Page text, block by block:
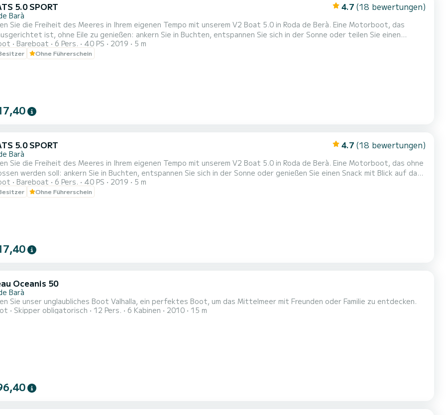
5.0 SPORT 4.7 (18 bewertungen)
Barà
Sie die Freiheit des Meeres in Ihrem eigenen Tempo mit unserem V2 Boat 5.0 in Roda de Berà. Eine Motorboot, das
ist, ohne Eile zu genießen: ankern Sie in Buchten, entspannen Sie sich in der Sonne oder teilen Sie einen
Blick auf das Mittelmeer. Sie entscheiden über das Programm
Bareboat 6 Pers. 40 PS 2019 5 m
Ohne Führerschein
5.0 SPORT 4.7 (18 bewertungen)
Barà
Sie die Freiheit des Meeres in Ihrem eigenen Tempo mit unserem V2 Boat 5.0 in Roda de Berà. Eine Motorboot, das ohne
werden soll: ankern Sie in Buchten, entspannen Sie sich in der Sonne oder genießen Sie einen Snack mit Blick auf das
Sie entscheiden den Plan
Bareboat 6 Pers. 40 PS 2019 5 m
Ohne Führerschein
Oceanis 50
Barà
Sie unser unglaubliches Boot Valhalla, ein perfektes Boot, um das Mittelmeer mit Freunden oder Familie zu entdecken.
Skipper obligatorisch 12 Pers. 6 Kabinen 2010 15 m